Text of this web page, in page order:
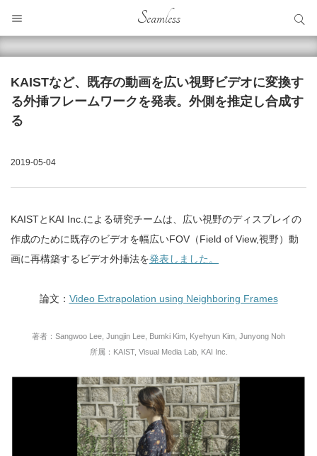
Seamless
KAISTなど、既存の動画を広い視野ビデオに変換す
る外挿フレームワークを発表。外側を推定し合成す
る
2019-05-04
KAISTとKAI Inc.による研究チームは、広い視野のディスプレイの
作成のために既存のビデオを幅広いFOV（Field of View,視野）動
画に再構築するビデオ外挿法を発表しました。
論文： Video Extrapolation using Neighboring Frames
著者：Sangwoo Lee, Jungjin Lee, Bumki Kim, Kyehyun Kim, Junyong Noh
所属：KAIST, Visual Media Lab, KAI Inc.
サイト内検索